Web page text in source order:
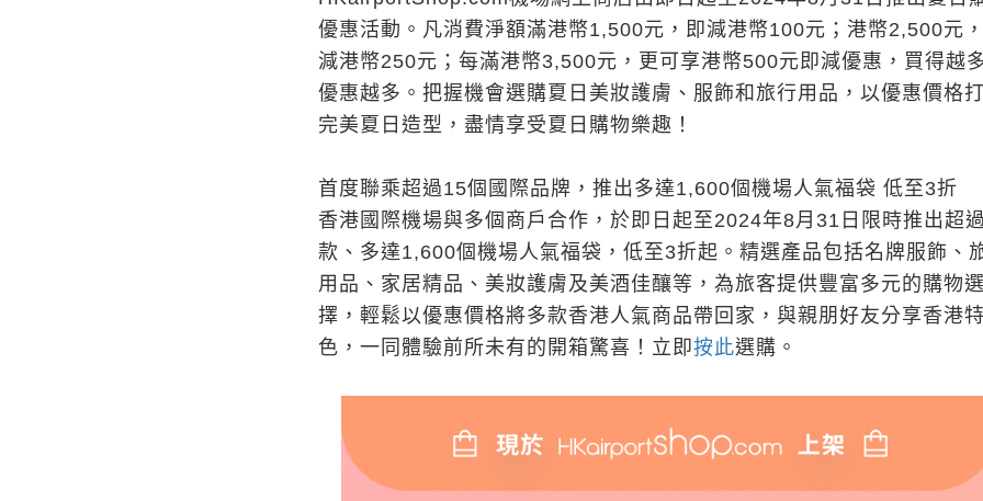
優惠活動。凡消費淨額滿港幣1,500元，即減港幣100元；港幣2,500元
減港幣250元；每滿港幣3,500元，更可享港幣500元即減優惠，買得越
優惠越多。把握機會選購夏日美妝護膚、服飾和旅行用品，以優惠價格
完美夏日造型，盡情享受夏日購物樂趣！
首度聯乘超過15個國際品牌，推出多達1,600個機場人氣福袋 低至3折
香港國際機場與多個商戶合作，於即日起至2024年8月31日限時推出超
款、多達1,600個機場人氣福袋，低至3折起。精選產品包括名牌服飾、
用品、家居精品、美妝護膚及美酒佳釀等，為旅客提供豐富多元的購物
擇，輕鬆以優惠價格將多款香港人氣商品帶回家，與親朋好友分享香港
色，一同體驗前所未有的開箱驚喜！立即按此選購。